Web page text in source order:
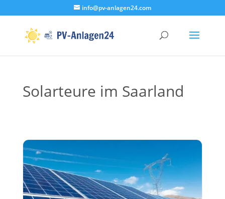
info@pv-anlagen24.com
Solarteure im Saarland